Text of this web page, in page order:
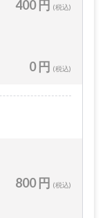
400 円 (税込)
0 円 (税込)
800 円 (税込)